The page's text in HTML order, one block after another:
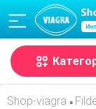
(068)
Shop-viagra »